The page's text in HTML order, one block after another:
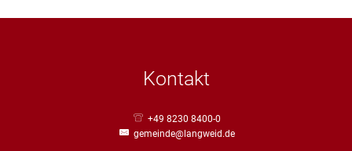
Kontakt
+49 8230 8400-0
gemeinde@langweid.de